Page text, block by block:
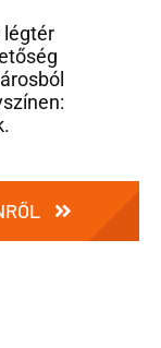
légtér